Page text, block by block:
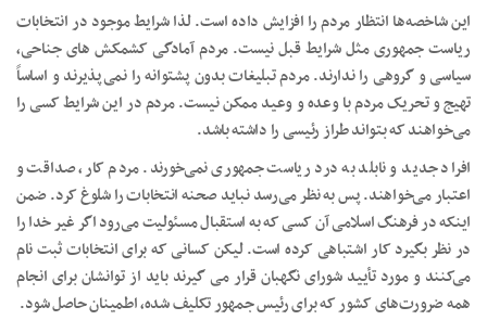
این شاخصه‌ها انتظار مردم را افزایش داده است. لذا شرایط موجود در انتخابات
ریاست جمهوری مثل شرایط قبل نیست. مردم آمادگی کشمکش های جناحی،
سیاسی و گروهی را ندارند. مردم تبلیغات بدون پشتوانه را نمی‌پذیرند و اساساً
تهیج و تحریک مردم با وعده و وعید ممکن نیست. مردم در این شرایط کسی را
می‌خواهند که بتواند طراز رئیسی را داشته باشد.
افراد جدید و نابلد به درد ریاست جمهوری نمی‌خورند. مردم کار، صداقت و
اعتبار می‌خواهند. پس به نظر می‌رسد نباید صحنه انتخابات را شلوغ کرد. ضمن
اینکه در فرهنگ اسلامی آن کسی که به استقبال مسئولیت می‌رود اگر غیر خدا را
در نظر بگیرد کار اشتباهی کرده است. لیکن کسانی که برای انتخابات ثبت نام
می‌کنند و مورد تأیید شورای نگهبان قرار می گیرند باید از توانشان برای انجام
همه ضرورت‌های کشور که برای رئیس جمهور تکلیف شده، اطمینان حاصل شود.